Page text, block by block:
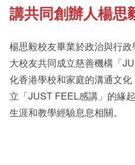
其他書院出版
新亞影集
影片庫
Campus Tour
Fellows of the College
New Asianships
講共同創辦人楊思
楊思毅校友畢業於政治與行
大校友共同成立慈善機構「
化香港學校和家庭的溝通文
立「JUST FEEL感講」的緣
生涯和教學經驗息息相關。